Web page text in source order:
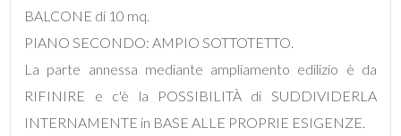
BALCONE di 10 mq.
PIANO SECONDO: AMPIO SOTTOTETTO.
La parte annessa mediante ampliamento edilizio è da
RIFINIRE e c'è la POSSIBILITÀ di SUDDIVIDERLA
INTERNAMENTE in BASE ALLE PROPRIE ESIGENZE.
4
5
5+